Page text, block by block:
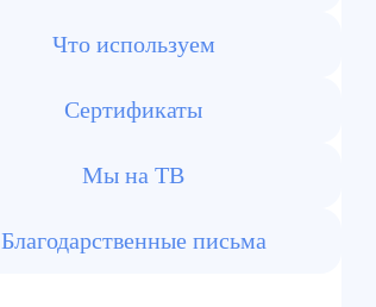
Что используем
Сертификаты
Мы на ТВ
Благодарственные письма